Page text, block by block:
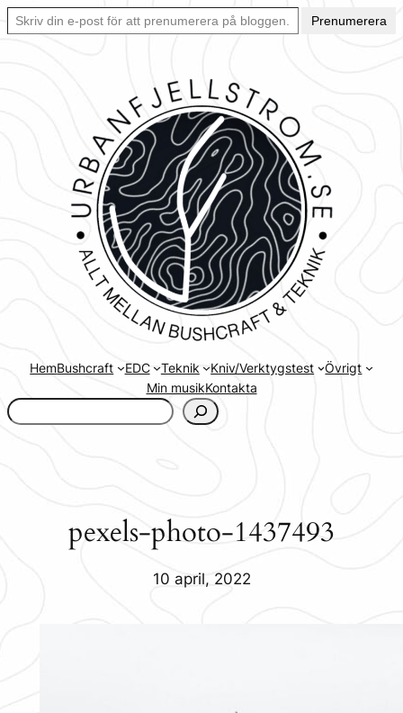
Hoppa
Skriv din e-post för att prenumerera på bloggen… Ett enkelt sätt att hålla sig uppdaterad automatiskt.
Prenumerera
HemBushcraft EDC Teknik Kniv/Verktygstest
Övrigt
Min musikKontakta
www.urbanfjellstrom.se/jamforelselistan/
pexels-photo-1437493
10 april, 2022